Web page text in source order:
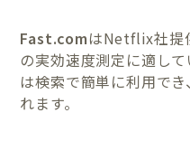
Fast.comはNetflix社提
の実効速度測定に適して
は検索で簡単に利用で
れます。